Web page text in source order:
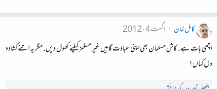
کامل خان
اگست 4، 2012
اچھی بات ہے. کاش مسلمان بھی اپنی عبادت گاہیں غیر مسلمز کیلئے کھول دیں. مگر یہ اتنے کشادہ
دل کہاں؟